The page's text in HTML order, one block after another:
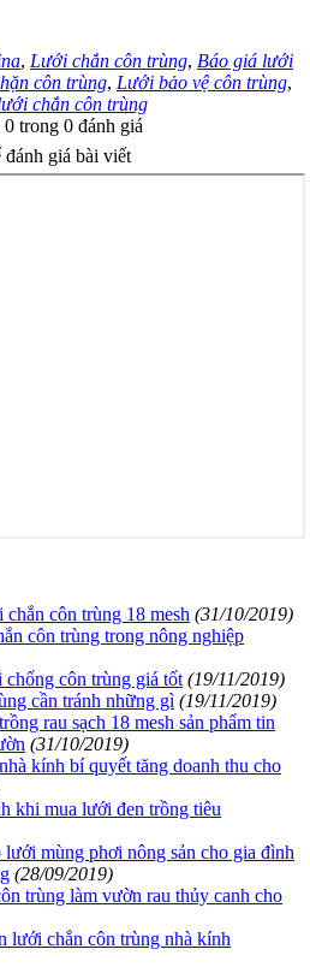
, Lưới chắn côn trùng, Báo giá lưới
côn trùng, Lưới bảo vệ côn trùng,
chắn côn trùng
trong 0 đánh giá
giá bài viết
côn trùng 18 mesh (31/10/2019)
côn trùng trong nông nghiệp
côn trùng giá tốt (19/11/2019)
cần tránh những gì (19/11/2019)
rau sạch 18 mesh sản phẩm tin
(31/10/2019)
kính bí quyết tăng doanh thu cho
khi mua lưới đen trồng tiêu
mùng phơi nông sản cho gia đình
(28/09/2019)
trùng làm vườn rau thủy canh cho
lưới chắn côn trùng nhà kính